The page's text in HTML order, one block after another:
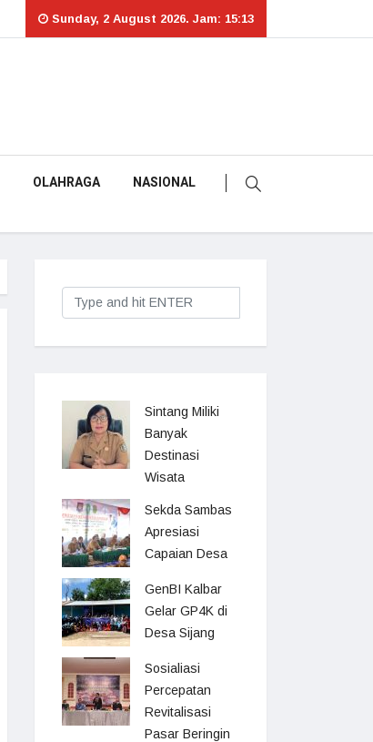
Sunday, 2 August 2026. Jam: 15:13
OLAHRAGA NASIONAL
Sintang Miliki
Banyak
Destinasi
Wisata
Sekda Sambas
Apresiasi
Capaian Desa
GenBI Kalbar
Gelar GP4K di
Desa Sijang
Sosialiasi
Percepatan
Revitalisasi
Pasar Beringin